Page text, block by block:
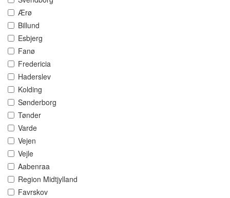
Ærø
Billund
Esbjerg
Fanø
Fredericia
Haderslev
Kolding
Sønderborg
Tønder
Varde
Vejen
Vejle
Aabenraa
Region Midtjylland
Favrskov